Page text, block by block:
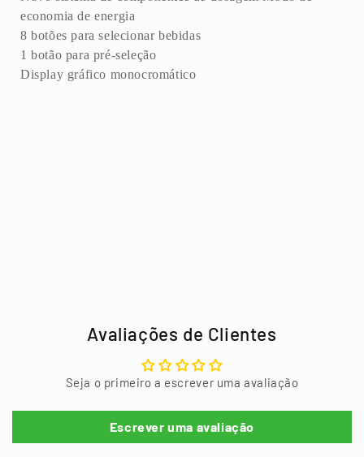
economia de energia
8 botões para selecionar bebidas
1 botão para pré-seleção
Display gráfico monocromático
Avaliações de Clientes
Seja o primeiro a escrever uma avaliação
Escrever uma avaliação